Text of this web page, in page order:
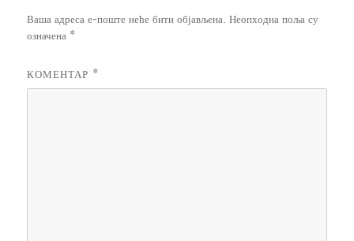
Ваша адреса е-поште неће бити објављена. Неопходна поља су
означена *
КОМЕНТАР *